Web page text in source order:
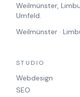
Weilmünster,
Umfeld.
Weilmünster ·
STUDIO
Webdesign
SEO